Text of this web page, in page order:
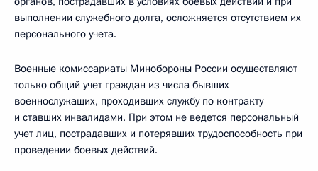
выполнении служебного долга, осложняется отсутствием их
персонального учета.
Военные комиссариаты Минобороны России осуществляют
только общий учет граждан из числа бывших
военнослужащих, проходивших службу по контракту
и ставших инвалидами. При этом не ведется персональный
учет лиц, пострадавших и потерявших трудоспособность при
проведении боевых действий.